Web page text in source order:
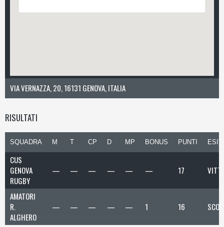
VIA VERNAZZA, 20, 16131 GENOVA, ITALIA
RISULTATI
SQUADRA M T CP D MP BONUS PUNTI
CUS
GENOVA
RUGBY
— — — — — — 17
AMATORI
R.
ALGHERO
— — — — — 1 16